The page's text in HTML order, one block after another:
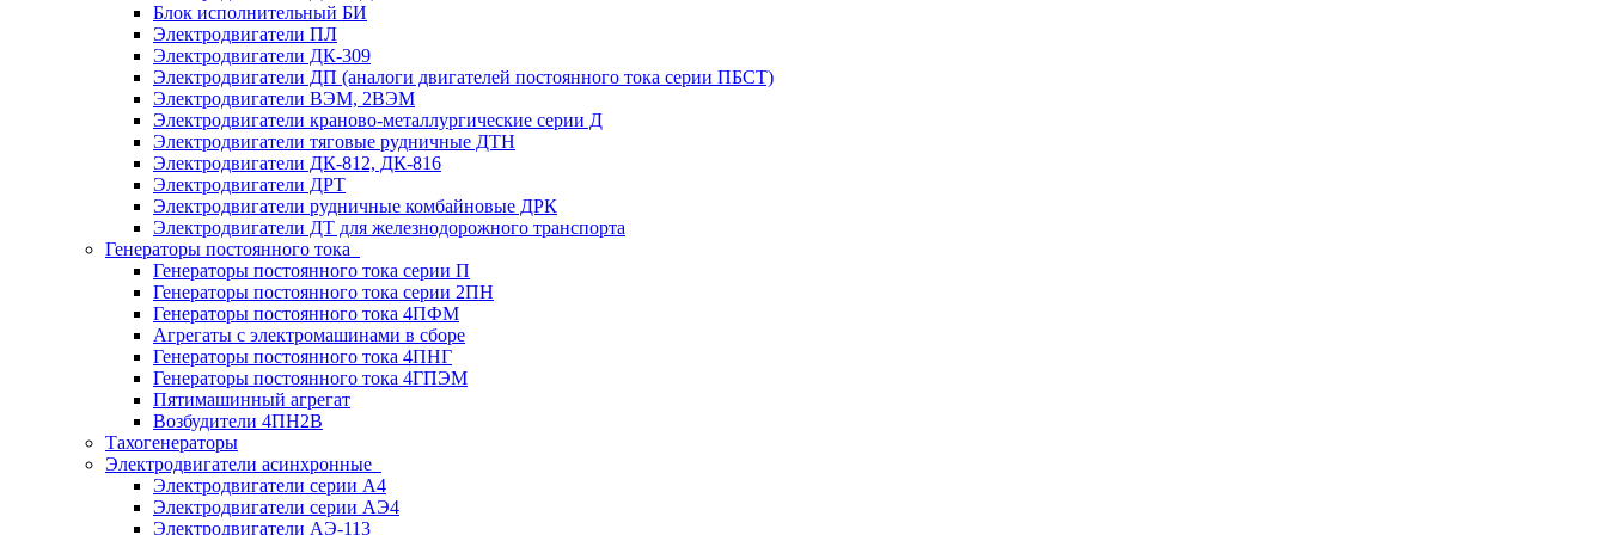
Блок исполнительный БИ
Электродвигатели ПЛ
Электродвигатели ДК-309
Электродвигатели ДП (аналоги двигателей постоянного тока серии ПБСТ)
Электродвигатели ВЭМ, 2ВЭМ
Электродвигатели краново-металлургические серии Д
Электродвигатели тяговые рудничные ДТН
Электродвигатели ДК-812, ДК-816
Электродвигатели ДРТ
Электродвигатели рудничные комбайновые ДРК
Электродвигатели ДТ для железнодорожного транспорта
Генераторы постоянного тока
Генераторы постоянного тока серии П
Генераторы постоянного тока серии 2ПН
Генераторы постоянного тока 4ПФМ
Агрегаты с электромашинами в сборе
Генераторы постоянного тока 4ПНГ
Генераторы постоянного тока 4ГПЭМ
Пятимашинный агрегат
Возбудители 4ПН2В
Тахогенераторы
Электродвигатели асинхронные
Электродвигатели серии А4
Электродвигатели серии АЭ4
Электродвигатели АЭ-113